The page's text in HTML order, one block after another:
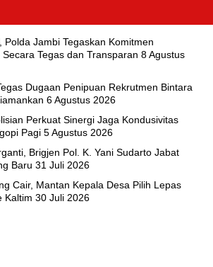
Polda Jambi Tegaskan Komitmen
Tegas dan Transparan 8 Agustus
Dugaan Penipuan Rekrutmen Bintara
6 Agustus 2026
Perkuat Sinergi Jaga Kondusivitas
Pagi 5 Agustus 2026
Brigjen Pol. K. Yani Sudarto Jabat
Baru 31 Juli 2026
Cair, Mantan Kepala Desa Pilih Lepas
Kaltim 30 Juli 2026